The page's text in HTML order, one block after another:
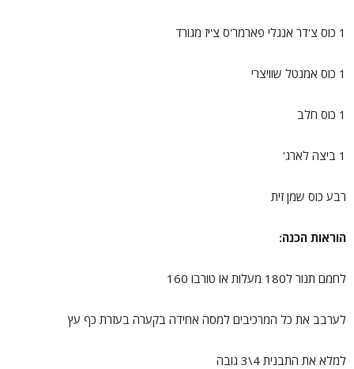
1 כוס צ'דר אנגלי פארמר'ס צ'יז מגורד
1 כוס אמנטל שוויצרי
1 כוס חלב
1 ביצה לארג'
רבע כוס שמן זית
הוראות הכנה:
לחמם תנור ל180 מעלות או טורבו 160
לערבב את כל המרכיבים למסה אחידה בקערה בעזרת כף עץ
למלא את התבנית 4\3 גובה